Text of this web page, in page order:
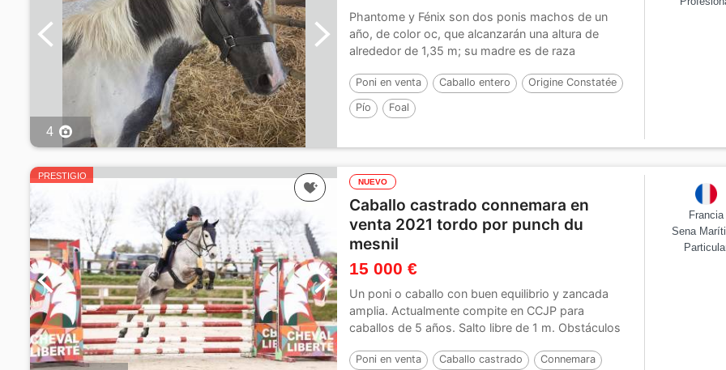
4
Phantome y Fénix son dos ponis machos de un
año, de color oc, que alcanzarán una altura de
alrededor de 1,35 m; su madre es de raza
Poni en venta Caballo entero Origine Constatée
Pío Foal
PRESTIGIO
NUEVO
Caballo castrado connemara en
venta 2021 tordo por punch du
mesnil
15 000 €
Un poni o caballo con buen equilibrio y zancada
amplia. Actualmente compite en CCJP para
caballos de 5 años. Salto libre de 1 m. Obstáculos
Poni en venta Caballo castrado Connemara
Francia
Sena